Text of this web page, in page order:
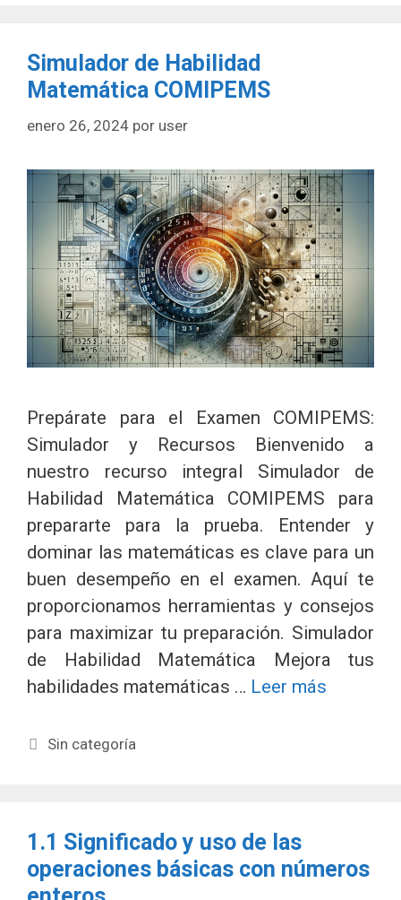
Simulador de Habilidad
Matemática COMIPEMS
enero 26, 2024 por user
Prepárate para el Examen COMIPEMS:
Simulador y Recursos Bienvenido a
nuestro recurso integral Simulador de
Habilidad Matemática COMIPEMS para
prepararte para la prueba. Entender y
dominar las matemáticas es clave para un
buen desempeño en el examen. Aquí te
proporcionamos herramientas y consejos
para maximizar tu preparación. Simulador
de Habilidad Matemática Mejora tus
habilidades matemáticas … Leer más
Categorías
Sin categoría
1.1 Significado y uso de las
operaciones básicas con números